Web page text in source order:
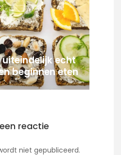
echt
beginnen eten
reactie
niet gepubliceerd.